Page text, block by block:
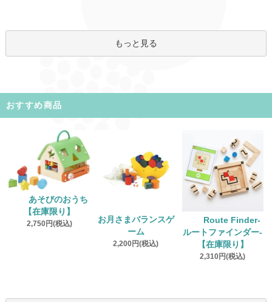
もっと見る
おすすめ商品
あそびのおうち
【在庫限り】
2,750円(税込)
お月さまバランスゲ
ーム
2,200円(税込)
Route Finder‐
ルートファインダー‐
【在庫限り】
2,310円(税込)